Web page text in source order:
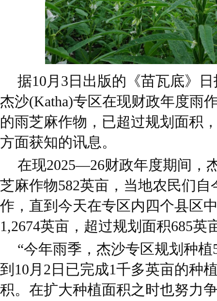
据10月3日出版的《苗瓦底》
杰沙(Katha)专区在现财政年度雨
的雨芝麻作物，已超过规划面积
方面获知的讯息。
在现2025—26财政年度期间，
芝麻作物582英亩，当地农民们
作，直到今天在专区内四个县区
1,2674英亩，超过规划面积685英
“今年雨季，杰沙专区规划种
到10月2日已完成1千多英亩的种
积。在扩大种植面积之时也努力